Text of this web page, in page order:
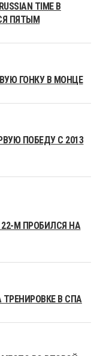
TIME В
ПЯТЫМ
ГОНКУ В МОНЦЕ
ПОБЕДУ С 2013
М ПРОБИЛСЯ НА
В СПА